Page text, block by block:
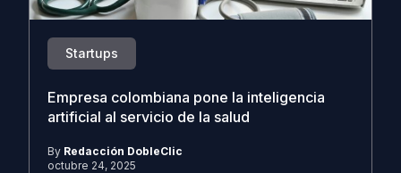
Startups
Empresa colombiana pone la inteligencia
artificial al servicio de la salud
By Redacción DobleClic
octubre 24, 2025